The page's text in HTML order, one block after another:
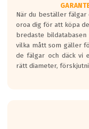
rullmotståndets ljud
motorljudet.
På däckmärkningen
en symbol av ett däck
bullernivå markeras
medans de vita
ett tyst däck.
regelverket som
Ett däck med två
När du beställer
oroa dig för att köpa
bredaste
vilka mått som gäller
de fälgar och däck vi
rätt diameter,